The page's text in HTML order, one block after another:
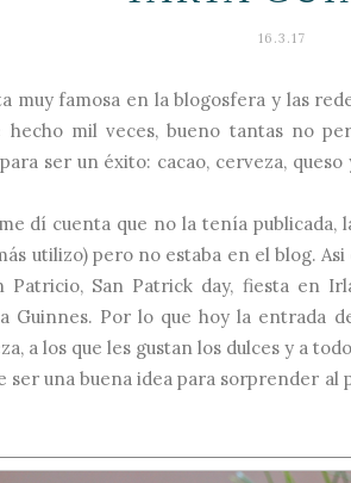
16.3.17
muy famosa en la blogosfera y las
hecho mil veces, bueno tantas no
ser un éxito: cacao, cerveza,
dí cuenta que no la tenía publicada,
utilizo) pero no estaba en el blog.
Patricio, San Patrick day, fiesta en
Guinnes. Por lo que hoy la entrada
a los que les gustan los dulces y a
ser una buena idea para sorprender al